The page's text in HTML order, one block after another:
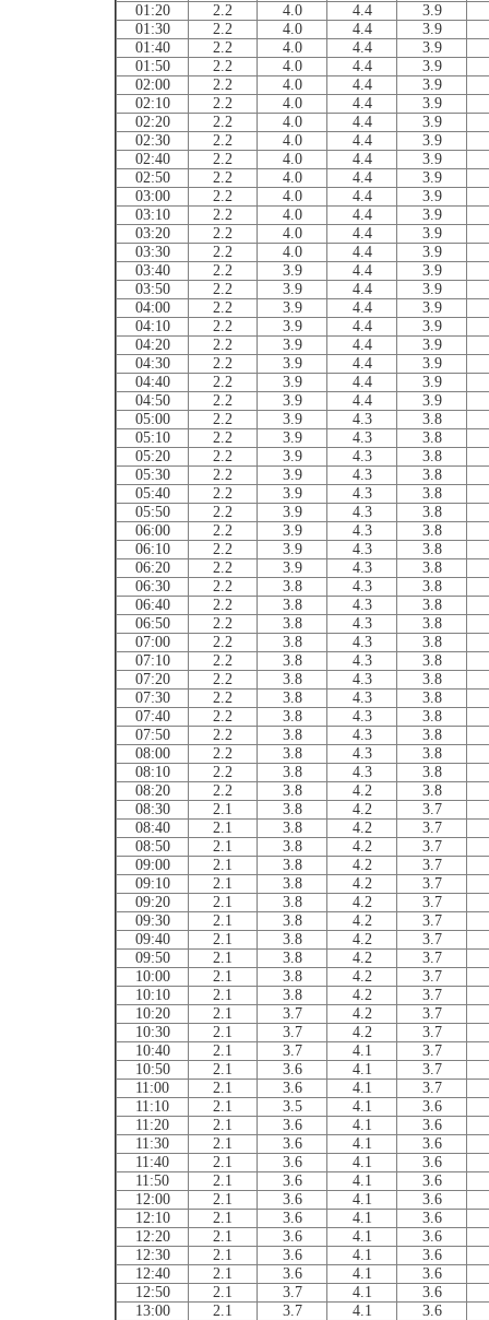
01:20
2.2 4.0 4.4
3.9
01:30
2.2 4.0 4.4
3.9
01:40
2.2 4.0 4.4
3.9
01:50
2.2 4.0 4.4
3.9
02:00
2.2 4.0 4.4
3.9
02:10
2.2 4.0 4.4
3.9
02:20
2.2 4.0 4.4
3.9
02:30
2.2 4.0 4.4
3.9
02:40
2.2 4.0 4.4
3.9
02:50
2.2 4.0 4.4
3.9
03:00
2.2 4.0 4.4
3.9
03:10
2.2 4.0 4.4
3.9
03:20
2.2 4.0 4.4
3.9
03:30
2.2 4.0 4.4
3.9
03:40
2.2 3.9 4.4
3.9
03:50
2.2 3.9 4.4
3.9
04:00
2.2 3.9 4.4
3.9
04:10
2.2 3.9 4.4
3.9
04:20
2.2 3.9 4.4
3.9
04:30
2.2 3.9 4.4
3.9
04:40
2.2 3.9 4.4
3.9
04:50
2.2 3.9 4.4
3.9
05:00
2.2 3.9 4.3
3.8
05:10
2.2 3.9 4.3
3.8
05:20
2.2 3.9 4.3
3.8
05:30
2.2 3.9 4.3
3.8
05:40
2.2 3.9 4.3
3.8
05:50
2.2 3.9 4.3
3.8
06:00
2.2 3.9 4.3
3.8
06:10
2.2 3.9 4.3
3.8
06:20
2.2 3.9 4.3
3.8
06:30
2.2 3.8 4.3
3.8
06:40
2.2 3.8 4.3
3.8
06:50
2.2 3.8 4.3
3.8
07:00
2.2 3.8 4.3
3.8
07:10
2.2 3.8 4.3
3.8
07:20
2.2 3.8 4.3
3.8
07:30
2.2 3.8 4.3
3.8
07:40
2.2 3.8 4.3
3.8
07:50
2.2 3.8 4.3
3.8
08:00
2.2 3.8 4.3
3.8
08:10
2.2 3.8 4.3
3.8
08:20
2.2 3.8 4.2
3.8
08:30
2.1 3.8 4.2
3.7
08:40
2.1 3.8 4.2
3.7
08:50
2.1 3.8 4.2
3.7
09:00
2.1 3.8 4.2
3.7
09:10
2.1 3.8 4.2
3.7
09:20
2.1 3.8 4.2
3.7
09:30
2.1 3.8 4.2
3.7
09:40
2.1 3.8 4.2
3.7
09:50
2.1 3.8 4.2
3.7
10:00
2.1 3.8 4.2
3.7
10:10
2.1 3.8 4.2
3.7
10:20
2.1 3.7 4.2
3.7
10:30
2.1 3.7 4.2
3.7
10:40
2.1 3.7 4.1
3.7
10:50
2.1 3.6 4.1
3.7
11:00
2.1 3.6 4.1
3.7
11:10
2.1 3.5 4.1
3.6
11:20
2.1 3.6 4.1
3.6
11:30
2.1 3.6 4.1
3.6
11:40
2.1 3.6 4.1
3.6
11:50
2.1 3.6 4.1
3.6
12:00
2.1 3.6 4.1
3.6
12:10
2.1 3.6 4.1
3.6
12:20
2.1 3.6 4.1
3.6
12:30
2.1 3.6 4.1
3.6
12:40
2.1 3.6 4.1
3.6
12:50
2.1 3.7 4.1
3.6
13:00
2.1 3.7 4.1
3.6